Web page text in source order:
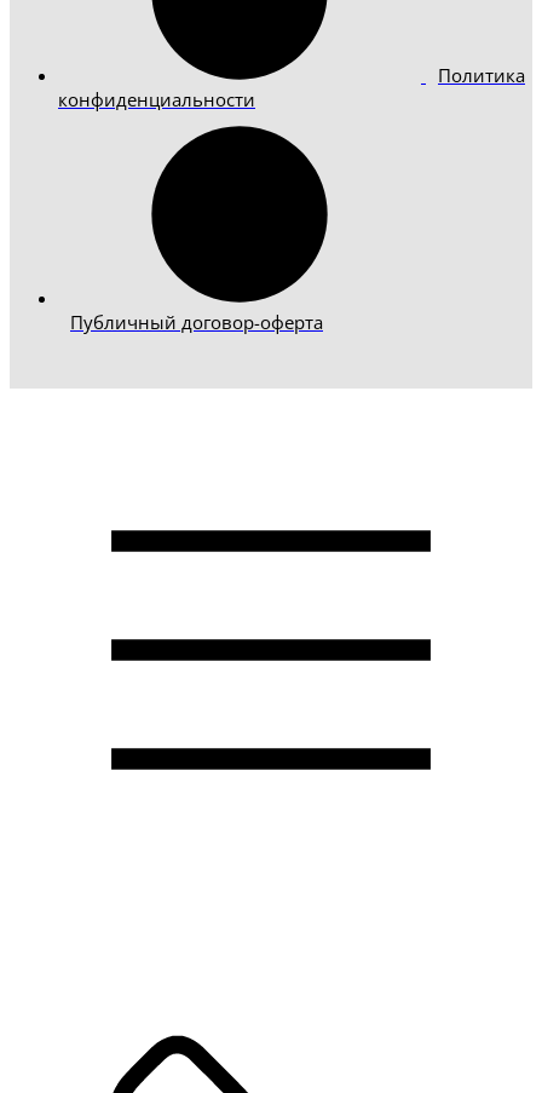
Политика
конфиденциальности
Публичный договор-оферта